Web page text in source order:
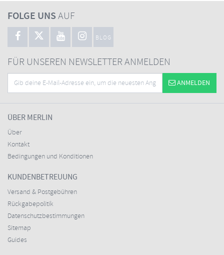
FOLGE UNSAUF
BLOG
FÜR UNSEREN NEWSLETTER ANMELDEN
ANMELDEN
ÜBER MERLIN
Über
Kontakt
Bedingungen und Konditionen
KUNDENBETREUUNG
Versand & Postgebühren
Rückgabepolitik
Datenschutzbestimmungen
Sitemap
Guides